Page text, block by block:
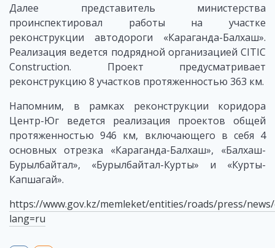
Далее представитель министерства
проинспектировал работы на участке
реконструкции автодороги «Караганда-Балхаш».
Реализация ведется подрядной организацией CITIC
Construction. Проект предусматривает
реконструкцию 8 участков протяженностью 363 км.
Напомним, в рамках реконструкции коридора
Центр-Юг ведется реализация проектов общей
протяженностью 946 км, включающего в себя 4
основных отрезка «Караганда-Балхаш», «Балхаш-
Бурылбайтал», «Бурылбайтал-Курты» и «Курты-
Капшагай».
https://www.gov.kz/memleket/entities/roads/press/
lang=ru